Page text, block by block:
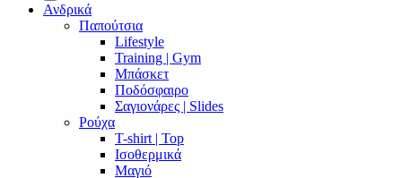
Ανδρικά
Παπούτσια
Lifestyle
Training | Gym
Μπάσκετ
Ποδόσφαιρο
Σαγιονάρες | Slides
Ρούχα
T-shirt | Top
Ισοθερμικά
Μαγιό